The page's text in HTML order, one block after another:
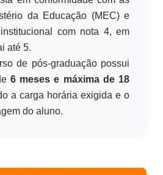
da Educação (MEC) e
com nota 4, em
até 5.
de pós-graduação possui
6 meses e máxima de 18
a carga horária exigida e o
do aluno.